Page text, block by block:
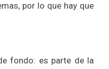
por lo que hay que
fondo: es parte de la